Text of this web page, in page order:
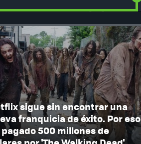
sigue sin encontrar una
franquicia de éxito. Por eso
500 millones de